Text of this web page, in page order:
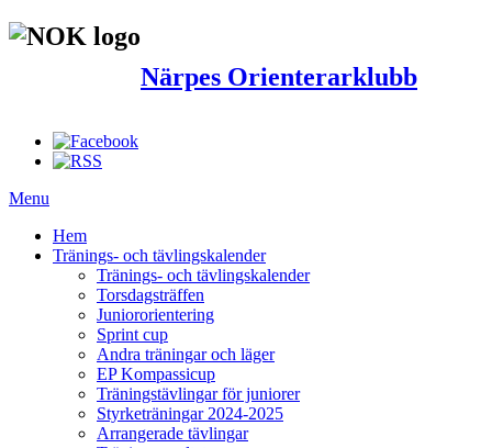
Närpes Orienterarklubb
Menu
Hem
Tränings- och tävlingskalender
Tränings- och tävlingskalender
Torsdagsträffen
Juniororientering
Sprint cup
Andra träningar och läger
EP Kompassicup
Träningstävlingar för juniorer
Styrketräningar 2024-2025
Arrangerade tävlingar